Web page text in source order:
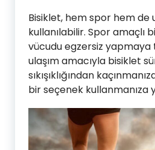
Bisiklet, hem spor hem de
kullanılabilir. Spor amaçlı
vücudu egzersiz yapmaya
ulaşım amacıyla bisiklet
sıkışıklığından
bir seçenek kullanmanıza